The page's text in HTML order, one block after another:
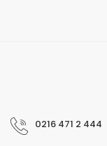
0216 471 2 444